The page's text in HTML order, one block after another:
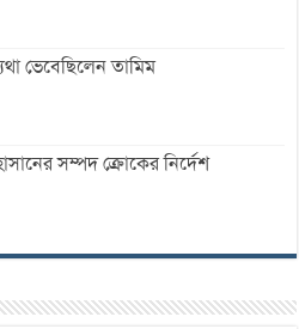
ভেবেছিলেন তামিম
সম্পদ ক্রোকের নির্দেশ